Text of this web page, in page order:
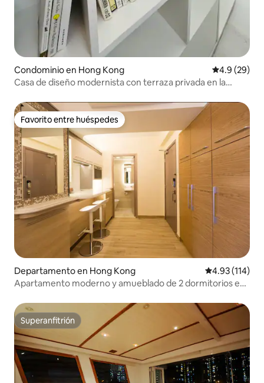
Condominio en Hong Kong Calificación
4.9 (29)
Casa de diseño modernista con terraza privada en la
Favorito entre huéspedes
Favorito entre huéspedes
Departamento en Hong Kong Calificación
4.93 (114)
Apartamento moderno y amueblado de 2 dormitorios en
Superanfitrión
Superanfitrión